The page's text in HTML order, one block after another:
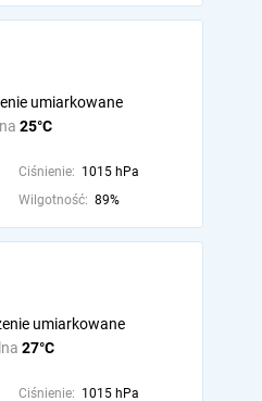
25°C
umiarkowane
Ciśnienie: 1015 hPa
Wilgotność: 89%
27°C
umiarkowane
Ciśnienie: 1015 hPa